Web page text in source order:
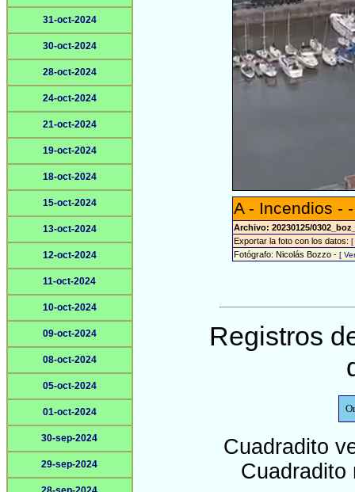
31-oct-2024
30-oct-2024
28-oct-2024
24-oct-2024
21-oct-2024
19-oct-2024
18-oct-2024
15-oct-2024
13-oct-2024
12-oct-2024
11-oct-2024
10-oct-2024
09-oct-2024
08-oct-2024
05-oct-2024
01-oct-2024
30-sep-2024
29-sep-2024
A - Incendios -
Archivo: 20230125/
Exportar la foto con los datos:[
Fotógrafo: Nicolás Bozzo -[
Registros
Cuadradito
Cuadradito